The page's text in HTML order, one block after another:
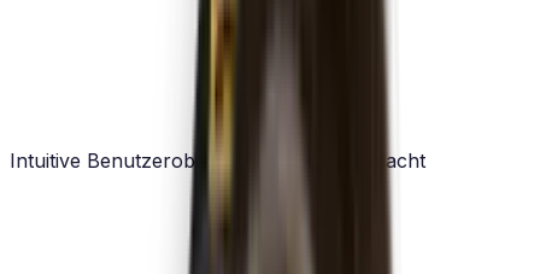
Intuitive Benutzeroberfläche, die Spaß macht